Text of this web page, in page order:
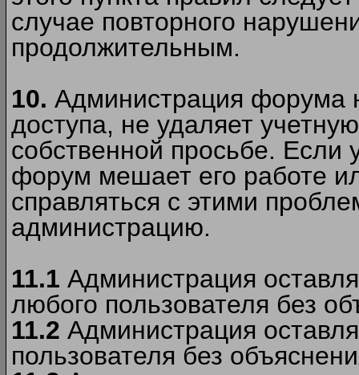
случае повторного
продолжительным.
10. Администрация форума
доступа, не удаляет
собственной просьбе. Если
форум мешает его работе
справляться с этими
администрацию.
11.1 Администрация
любого пользователя без
11.2 Администрация
пользователя без